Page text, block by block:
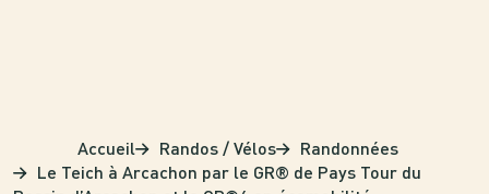
Accueil Randos / Vélos
Randonnées
Le Teich à Arcachon par le GR® de Pays Tour du